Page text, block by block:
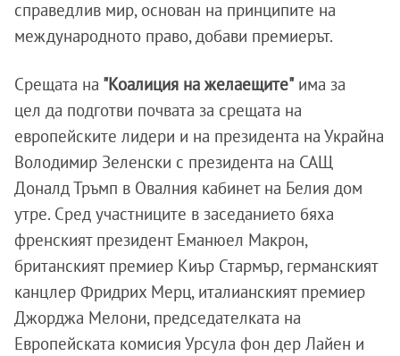
справедлив мир, основан на принципите на
международното право, добави премиерът.
Срещата на "Коалиция на желаещите"има за
цел да подготви почвата за срещата на
европейските лидери и на президента на Украйна
Володимир Зеленски с президента на САЩ
Доналд Тръмп в Овалния кабинет на Белия дом
утре. Сред участниците в заседанието бяха
френският президент Еманюел Макрон,
британският премиер Киър Стармър, германският
канцлер Фридрих Мерц, италианският премиер
Джорджа Мелони, председателката на
Европейската комисия Урсула фон дер Лайен и